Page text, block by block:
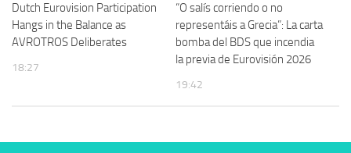
Dutch Eurovision Participation
Hangs in the Balance as
AVROTROS Deliberates
18:27
“O salís corriendo o no
representáis a Grecia”: La carta
bomba del BDS que incendia
la previa de Eurovisión 2026
19:42